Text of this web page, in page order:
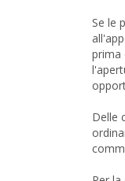
Se le
prima
Delle